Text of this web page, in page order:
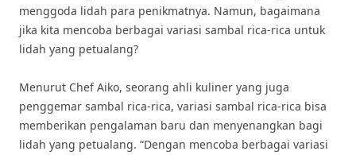
menggoda lidah para penikmatnya. Namun, bagaimana
jika kita mencoba berbagai variasi sambal rica-rica untuk
lidah yang petualang?
Menurut Chef Aiko, seorang ahli kuliner yang juga
penggemar sambal rica-rica, variasi sambal rica-rica bisa
memberikan pengalaman baru dan menyenangkan bagi
lidah yang petualang. “Dengan mencoba berbagai variasi